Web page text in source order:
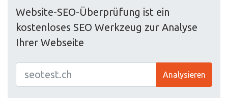
Website-SEO-Überprüfung ist ein
kostenloses SEO Werkzeug zur Analyse
Ihrer Webseite
Analysieren